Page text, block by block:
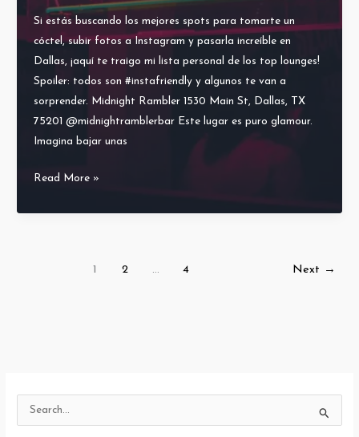
Si estás buscando los mejores spots para tomarte un
cóctel, subir fotos a Instagram y pasarla increíble en
Dallas, ¡aquí te traigo mi lista personal de los top lounges!
Spoiler: todos son #instafriendly y algunos te van a
sorprender. Midnight Rambler 1530 Main St, Dallas, TX
75201 @midnightramblerbar Este lugar es puro glamour.
Imagina bajar unas
*
Read More »
1 2 … 4 Next →